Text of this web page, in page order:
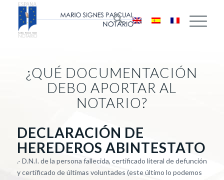
¿QUÉ DOCUMENTACIÓN
DEBO APORTAR AL
NOTARIO?
DECLARACIÓN DE
HEREDEROS ABINTESTATO
.- D.N.I. de la persona fallecida, certificado literal de defunción
y certificado de últimas voluntades (este último lo podemos